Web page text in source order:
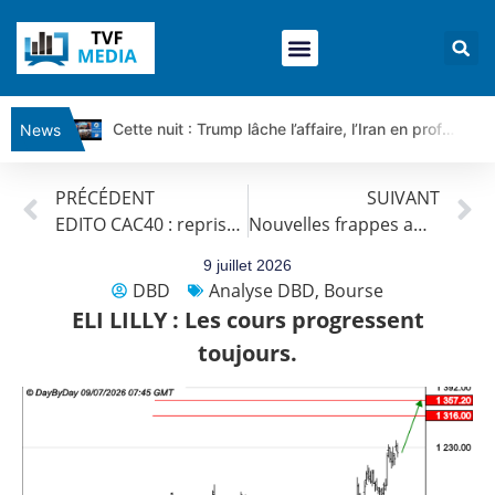
News
Cette nuit : Trump lâche l’affaire, l’Iran en profite pour tout exiger | Par Louis-Antoine Michelet
Vente du Turbo Infini BEST CALL AIRBUS TY80V à 3,45 € (+118 %)
Jean Marie Seronie :Loi agricole : vraie réforme ou simple réponse à la colère ?| Interview Éco
DAX40 : Poursuite de la croissance ? | Erick Sebban – Chrono DAX
PRÉCÉDENT
EDITO CAC40 : reprise de la guerre au Moyen-Orient
SUIVANT
Nouvelles frappes américaines en Iran cette nuit | par Roselyne Pagès
9 juillet 2026
DBD Analyse DBD, Bourse
ELI LILLY : Les cours progressent
toujours.